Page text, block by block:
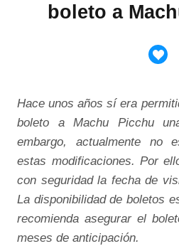
boleto a
Hace unos años sí era
boleto a Machu Picchu
embargo, actualmente no
estas modificaciones. Por
con seguridad la fecha de
La disponibilidad de boletos
recomienda asegurar el
meses de anticipación.